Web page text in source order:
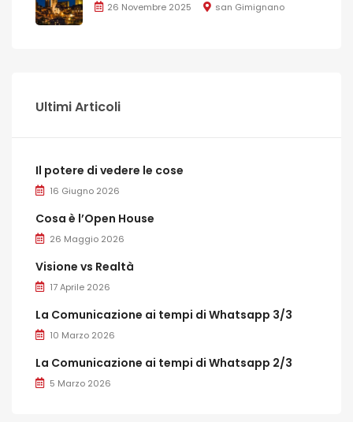
26 Novembre 2025 san Gimignano
Ultimi Articoli
Il potere di vedere le cose
16 Giugno 2026
Cosa è l’Open House
26 Maggio 2026
Visione vs Realtà
17 Aprile 2026
La Comunicazione ai tempi di Whatsapp 3/3
10 Marzo 2026
La Comunicazione ai tempi di Whatsapp 2/3
5 Marzo 2026